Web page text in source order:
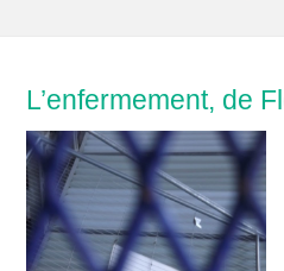
L’enfermement, de